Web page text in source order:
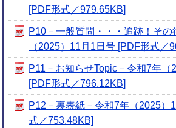
[PDF形式／979.65KB]
P10－一般質問・・・追跡！その
（2025）11月1日号 [PDF形式／
P11－お知らせTopic－令和7年（
[PDF形式／796.12KB]
P12－裏表紙－令和7年（2025）
式／753.48KB]